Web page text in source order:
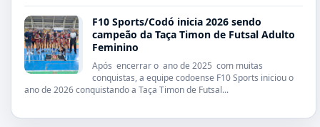
F10 Sports/Codó inicia 2026 sendo
campeão da Taça Timon de Futsal Adulto
Feminino
Após encerrar o ano de 2025 com muitas
conquistas, a equipe codoense F10 Sports iniciou o
ano de 2026 conquistando a Taça Timon de Futsal...